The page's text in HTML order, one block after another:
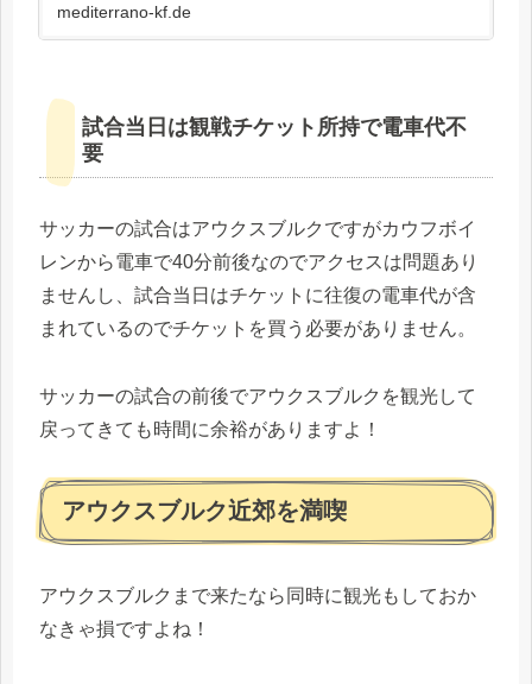
mediterrano-kf.de
試合当日は観戦チケット所持で電車代不
要
サッカーの試合はアウクスブルクですがカウフボイ
レンから電車で40分前後なのでアクセスは問題あり
ませんし、試合当日はチケットに往復の電車代が含
まれているのでチケットを買う必要がありません。
サッカーの試合の前後でアウクスブルクを観光して
戻ってきても時間に余裕がありますよ！
アウクスブルク近郊を満喫
アウクスブルクまで来たなら同時に観光もしておか
なきゃ損ですよね！